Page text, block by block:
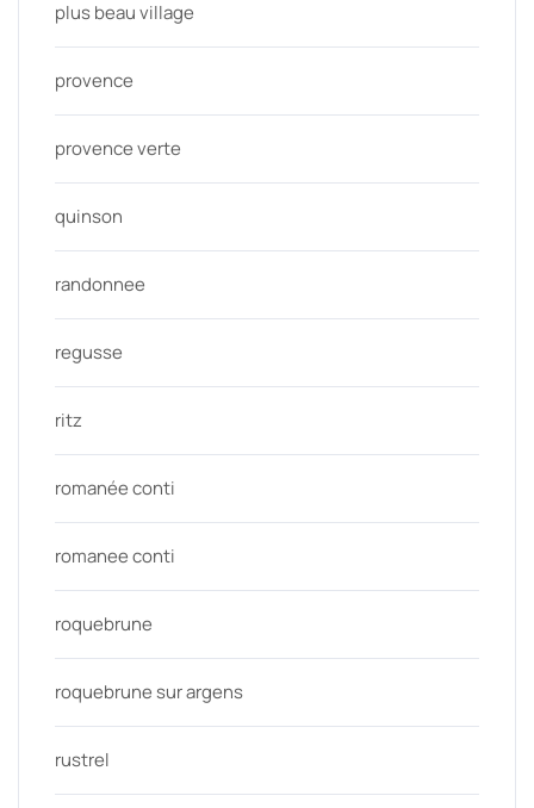
plus beau village
provence
provence verte
quinson
randonnee
regusse
ritz
romanée conti
romanee conti
roquebrune
roquebrune sur argens
rustrel